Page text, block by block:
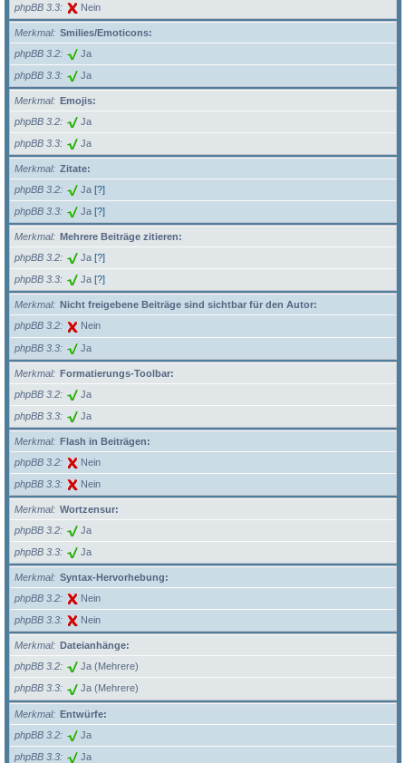
phpBB 3.3 Nein
Merkmal
Smilies/Emoticons:
phpBB 3.2
Ja
phpBB 3.3 Ja
Merkmal
Emojis:
phpBB 3.2
Ja
phpBB 3.3 Ja
Merkmal
Zitate:
phpBB 3.2
Ja [?]
phpBB 3.3 Ja [?]
Merkmal
Mehrere Beiträge zitieren:
phpBB 3.2
Ja [?]
phpBB 3.3 Ja [?]
Merkmal
Nicht freigebene Beiträge sind sichtbar für den Autor:
phpBB 3.2
Nein
phpBB 3.3 Ja
Merkmal
Formatierungs-Toolbar:
phpBB 3.2
Ja
phpBB 3.3 Ja
Merkmal
Flash in Beiträgen:
phpBB 3.2
Nein
phpBB 3.3 Nein
Merkmal
Wortzensur:
phpBB 3.2
Ja
phpBB 3.3 Ja
Merkmal
Syntax-Hervorhebung:
phpBB 3.2
Nein
phpBB 3.3 Nein
Merkmal
Dateianhänge:
phpBB 3.2
Ja (Mehrere)
phpBB 3.3 Ja (Mehrere)
Merkmal
Entwürfe:
phpBB 3.2
Ja
phpBB 3.3 Ja